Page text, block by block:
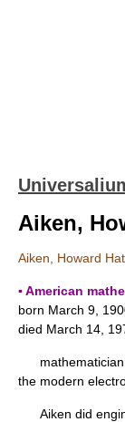
Aiken,
Aiken, Howard
▪ American
born March 9,
died March 14,
mathematician
the modern
Aiken did